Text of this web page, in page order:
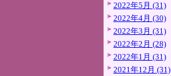
2022年5月 (31)
2022年4月 (30)
2022年3月 (31)
2022年2月 (28)
2022年1月 (31)
2021年12月 (31)